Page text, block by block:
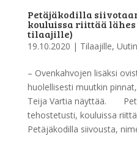
Petäjäkodilla
kouluissa riittää
tilaajille)
19.10.2020 | Tilaajille,
– Ovenkahvojen lisäksi
huolellisesti muutkin
Teija Vartia näyttää.
tehostetusti, kouluissa
Petäjäkodilla siivousta,